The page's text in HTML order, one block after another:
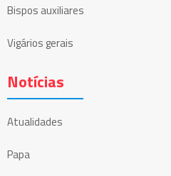
Bispos auxiliares
Vigários gerais
Notícias
Atualidades
Papa